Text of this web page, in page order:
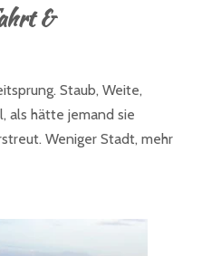
&
Staub, Weite,
als hätte jemand sie
Weniger Stadt, mehr